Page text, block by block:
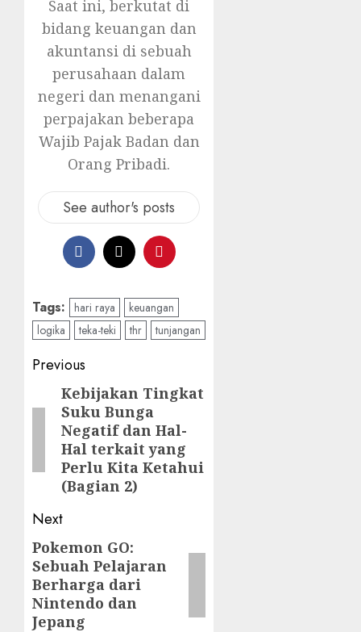
Saat ini, berkutat di
bidang keuangan dan
akuntansi di sebuah
perusahaan dalam
negeri dan menangani
perpajakan beberapa
Wajib Pajak Badan dan
Orang Pribadi.
See author's posts
Tags: hari raya
keuangan
logika
teka-teki thr tunjangan
Post
navigation
Previous
Previous
post:
Kebijakan Tingkat
Suku Bunga
Negatif dan Hal-
Hal terkait yang
Perlu Kita Ketahui
(Bagian 2)
Next
Next
post:
Pokemon GO:
Sebuah Pelajaran
Berharga dari
Nintendo dan
Jepang